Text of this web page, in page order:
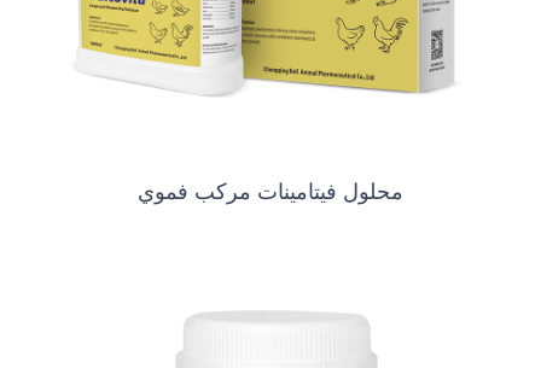
محلول فيتامينات مركب فموي